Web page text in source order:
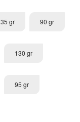
35 gr 90 gr
130 gr
95 gr